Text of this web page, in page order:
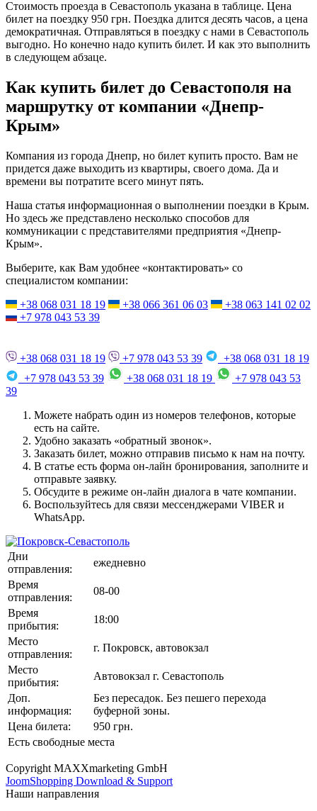
Стоимость проезда в Севастополь указана в таблице. Цена
билет на поездку 950 грн. Поездка длится десять часов, а цена
демократичная. Отправляться в поездку с нами в Севастополь
выгодно. Но конечно надо купить билет. И как это выполнить
в следующем абзаце.
Как купить билет до Севастополя на
маршрутку от компании «Днепр-
Крым»
Компания из города Днепр, но билет купить просто. Вам не
придется даже выходить из квартиры, своего дома. Да и
времени вы потратите всего минут пять.
Наша статья информационная о выполнении поездки в Крым.
Но здесь же представлено несколько способов для
коммуникации с представителями предприятия «Днепр-
Крым».
Выберите, как Вам удобнее «контактировать» со
специалистом компании:
+38 068 031 18 19
+38 066 361 06 03
+38 063 141 02 02
+7 978 043 53 39
+38 068 031 18 19 +7 978 043 53 39
+38 068 031 18 19
+7 978 043 53 39
+38 068 031 18 19
+7 978 043 53
39
Можете набрать один из номеров телефонов, которые
есть на сайте.
Удобно заказать «обратный звонок».
Заказать билет, можно отправив письмо к нам на почту.
В статье есть форма он-лайн бронирования, заполните и
отправьте заявку.
Обсудите в режиме он-лайн диалога в чате компании.
Воспользуйтесь для связи мессенджерами VIBER и
WhatsApp.
Дни
отправления:
ежедневно
Время
отправления:
08-00
Время
прибытия:
18:00
Место
отправления:
г. Покровск, автовокзал
Место
прибытия:
Автовокзал г. Севастополь
Доп.
информация:
Без пересадок. Без пешего перехода
буферной зоны.
Цена билета:
950 грн.
Есть свободные места
Copyright MAXXmarketing GmbH
JoomShopping Download & Support
Наши направления